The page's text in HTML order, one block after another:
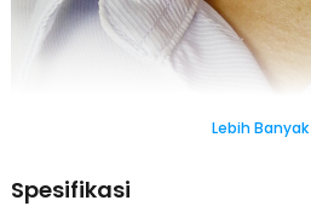
Lebih Banyak
Spesifikasi